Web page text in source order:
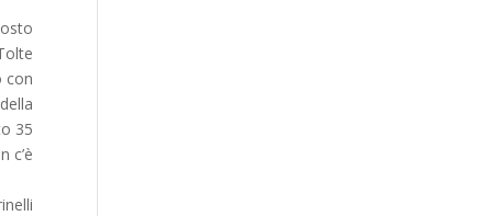
con
35
c’è